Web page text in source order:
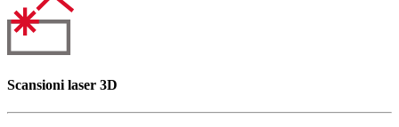
Scansioni laser 3D